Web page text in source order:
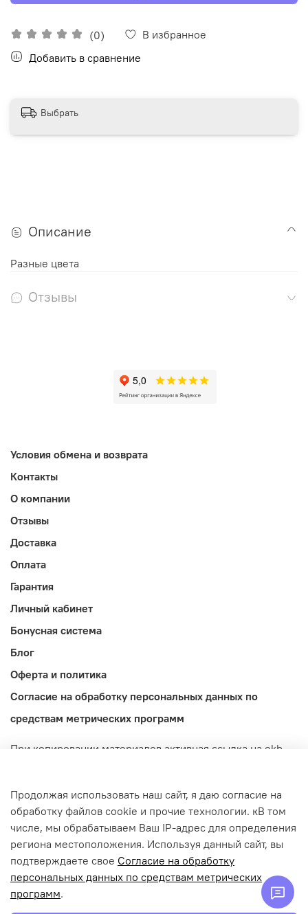
(0)
В избранное
Добавить в сравнение
Выбрать
Описание
Разные цвета
Отзывы
Условия обмена и возврата
Контакты
О компании
Отзывы
Доставка
Оплата
Гарантия
Личный кабинет
Бонусная система
Блог
Оферта и политика
Согласие на обработку персональных данных по
средствам метрических программ
При копировании материалов активная ссылка на ekb-
информационный характер и ни при каких условиях не
является публичной офертой, определяемой
положениями Статьи 437 (2) Гражданского кодекса
Российской Федерации.
© 2022-2026 ekb-import.ru / Магазин IMPORT.
ИП Попов Денис Дмитриевич | ИНН: 665913301139 |
ОГРНИП: 322665800155760
Продолжая использовать наш сайт, я даю согласие на
обработку файлов cookie и прочие технологии. кВ том
числе, мы обрабатываем Ваш IP-адрес для определения
региона местоположения. Используя данный сайт, вы
подтверждаете свое Согласие на обработку
персональных данных по средствам метрических
программ.